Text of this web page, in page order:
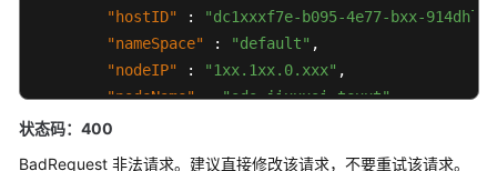
API
概
"hostID"
:
"dc1xxxf7e-b095-4e77-bxx-
"nameSpace"
: "default" ,
"nodeIP"
: "1xx.1xx.0.xxx" ,
"nodeName" : "sds-jixxxsi-texxt"
},
状态码：400
BadRequest 非法请求。建议直接修改该请求，不要重试该请求。